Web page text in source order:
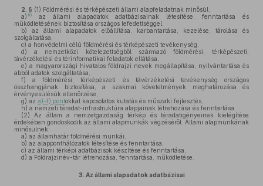
2. § (1) Földmérési és térképészeti állami alapfeladatnak minősül:
a) 10
az állami alapadatok adatbázisainak létesítése, fenntartása és
működtetésének biztosítása országos lefedettséggel,
b) az állami alapadatok előállítása, karbantartása, kezelése, tárolása és
szolgáltatása,
c) a honvédelmi célú földmérési és térképészeti tevékenység,
d) a nemzetközi kötelezettségből származó földmérési, térképészeti,
távérzékelési és térinformatikai feladatok ellátása,
e) a magyarországi hivatalos földrajzi nevek megállapítása, nyilvántartása és
abból adatok szolgáltatása,
f) a földmérési, térképészeti és távérzékelési tevékenység országos
összhangjának biztosítása, a szakmai követelmények meghatározása és
érvényesülésük ellenőrzése,
g) az a)–f) pontokkal kapcsolatos kutatás és műszaki fejlesztés,
h) a nemzeti téradat-infrastruktúra alapjainak létrehozása és fenntartása.
(2) Az állam a nemzetgazdaság térkép és téradatigényeinek kielégítése
érdekében gondoskodik az állami alapmunkák végzéséről. Állami alapmunkának
minősülnek:
a) az államhatár földmérési munkái,
b) az alapponthálózatok létesítése és fenntartása,
c) az állami térképi adatbázisok készítése és fenntartása,
d) a Földrajzinév-tár létrehozása, fenntartása, működtetése.
3. Az állami alapadatok adatbázisai